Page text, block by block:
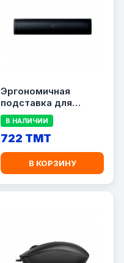
Эргономичная
подставка для
запястий Razer Pro
В НАЛИЧИИ
722 TMT
В КОРЗИНУ